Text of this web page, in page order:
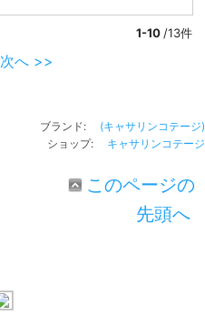
1-10 /13件
次へ >>
ブランド: (キャサリンコテージ)
ショップ: キャサリンコテージ
このページの
先頭へ